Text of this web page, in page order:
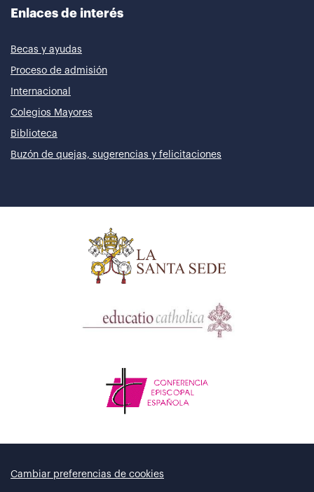
Enlaces de interés
Becas y ayudas
Proceso de admisión
Internacional
Colegios Mayores
Biblioteca
Buzón de quejas, sugerencias y felicitaciones
Cambiar preferencias de cookies